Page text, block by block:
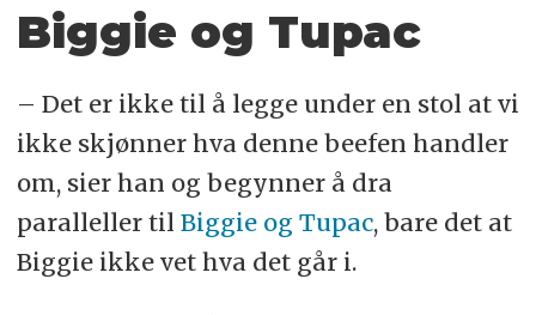
Biggie og Tupac
– Det er ikke til å legge under en stol at vi
ikke skjønner hva denne beefen handler
om, sier han og begynner å dra
paralleller til Biggie og Tupac, bare det at
Biggie ikke vet hva det går i.